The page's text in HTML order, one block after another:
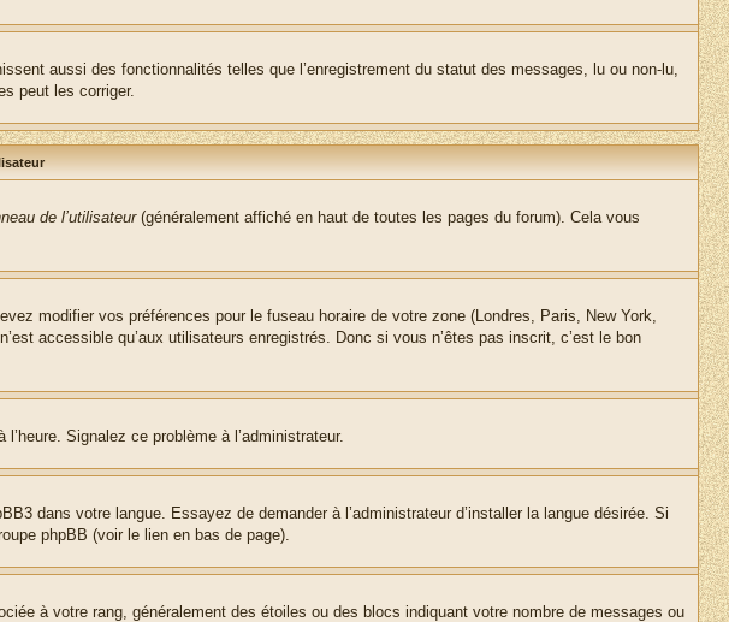
aussi des fonctionnalités telles que l’enregistrement du statut des messages, lu ou non-lu,
peut les corriger.
de l’utilisateur(généralement affiché en haut de toutes les pages du forum). Cela vous
modifier vos préférences pour le fuseau horaire de votre zone (Londres, Paris, New York,
accessible qu’aux utilisateurs enregistrés. Donc si vous n’êtes pas inscrit, c’est le bon
Signalez ce problème à l’administrateur.
dans votre langue. Essayez de demander à l’administrateur d’installer la langue désirée. Si
phpBB (voir le lien en bas de page).
à votre rang, généralement des étoiles ou des blocs indiquant votre nombre de messages ou